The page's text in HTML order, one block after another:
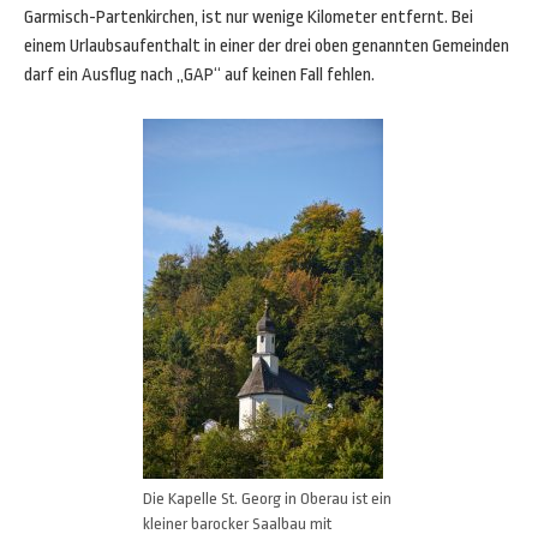
Garmisch-Partenkirchen, ist nur wenige Kilometer entfernt. Bei
einem Urlaubsaufenthalt in einer der drei oben genannten Gemeinden
darf ein Ausflug nach „GAP“ auf keinen Fall fehlen.
Die Kapelle St. Georg in Oberau ist ein
kleiner barocker Saalbau mit